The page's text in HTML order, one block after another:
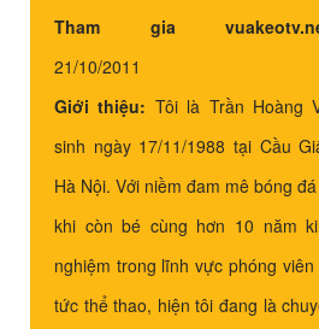
Tham gia
21/10/2011
Giới thiệu: Tôi là Trần Hoàng
sinh ngày 17/11/1988 tại Cầu
Hà Nội. Với niềm đam mê bóng
khi còn bé cùng hơn 10 năm
nghiệm trong lĩnh vực phóng viên
tức thể thao, hiện tôi đang là